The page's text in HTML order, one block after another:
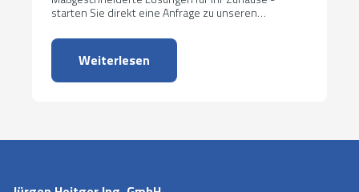
starten Sie direkt eine Anfrage zu unseren
Weiterlesen